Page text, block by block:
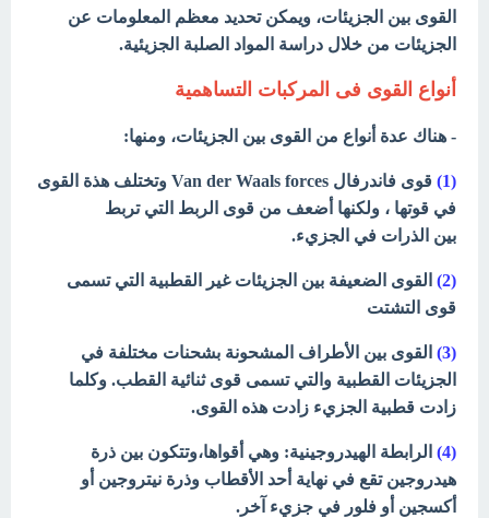
القوى بين الجزيئات، ويمكن تحديد معظم المعلومات عن
الجزيئات من خلال دراسة المواد الصلبة الجزيئية.
أنواع القوى فى المركبات التساهمية
- هناك عدة أنواع من القوى بين الجزيئات، ومنها:
(1)
قوى فاندرفال Van der Waals forces وتختلف هذة القوى
في قوتها ، ولكنها أضعف من قوى الربط التي تربط
بين الذرات في الجزيء.
(2)
القوى الضعيفة بين الجزيئات غير القطبية التي تسمى
قوى التشتت
(3)
القوى بين الأطراف المشحونة بشحنات مختلفة في
الجزيئات القطبية والتي تسمى قوى ثنائية القطب. وكلما
زادت قطبية الجزيء زادت هذه القوى.
(4)
الرابطة الهيدروجينية: وهي أقواها،وتتكون بين ذرة
هيدروجين تقع في نهاية أحد الأقطاب وذرة نيتروجين أو
أكسجين أو فلور في جزيء آخر.